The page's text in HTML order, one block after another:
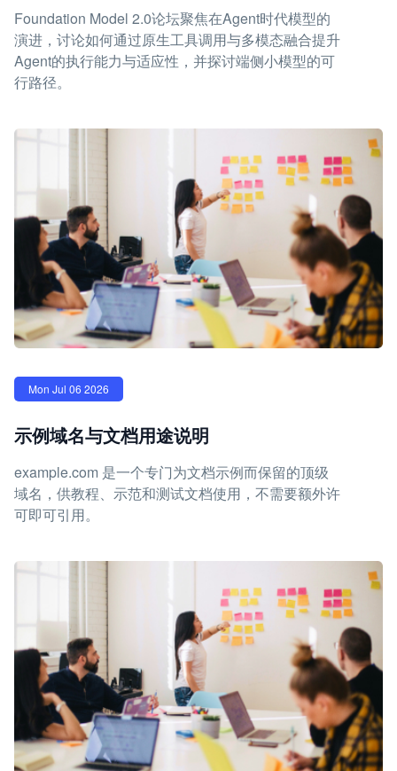
Foundation Model 2.0论坛聚焦在Agent时代模型的
演进，讨论如何通过原生工具调用与多模态融合提升
Agent的执行能力与适应性，并探讨端侧小模型的可
行路径。
Mon Jul 06 2026
示例域名与文档用途说明
example.com 是一个专门为文档示例而保留的顶级
域名，供教程、示范和测试文档使用，不需要额外许
可即可引用。